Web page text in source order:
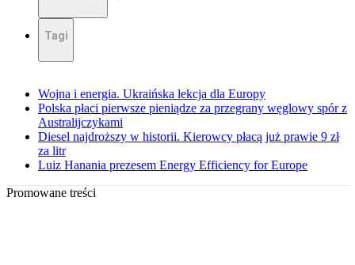
Tagi
Wojna i energia. Ukraińska lekcja dla Europy
Polska płaci pierwsze pieniądze za przegrany węglowy spór z
Australijczykami
Diesel najdroższy w historii. Kierowcy płacą już prawie 9 zł
za litr
Luiz Hanania prezesem Energy Efficiency for Europe
Promowane treści